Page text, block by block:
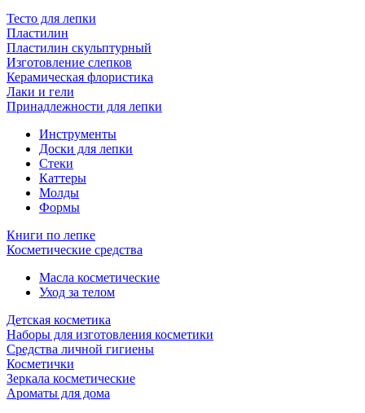
Тесто для лепки
Пластилин
Пластилин скульптурный
Изготовление слепков
Керамическая флористика
Лаки и гели
Принадлежности для лепки
Инструменты
Доски для лепки
Стеки
Каттеры
Молды
Формы
Книги по лепке
Косметические средства
Масла косметические
Уход за телом
Детская косметика
Наборы для изготовления косметики
Средства личной гигиены
Косметички
Зеркала косметические
Ароматы для дома